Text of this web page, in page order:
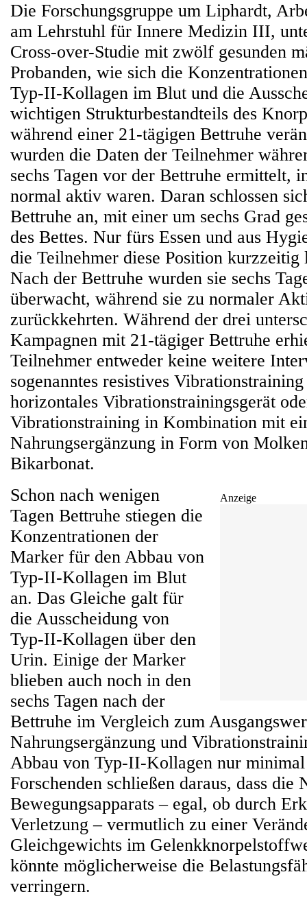
Die Forschungsgruppe um Liphardt,
am Lehrstuhl für Innere Medizin III,
Cross-over-Studie mit zwölf gesunden
Probanden, wie sich die
Typ-II-Kollagen im Blut und die
wichtigen Strukturbestandteils des
während einer 21-tägigen Bettruhe
wurden die Daten der Teilnehmer
sechs Tagen vor der Bettruhe ermittelt,
normal aktiv waren. Daran schlossen
Bettruhe an, mit einer um sechs Grad
des Bettes. Nur fürs Essen und aus
die Teilnehmer diese Position kurzzeitig
Nach der Bettruhe wurden sie sechs
überwacht, während sie zu normaler
zurückkehrten. Während der drei
Kampagnen mit 21-tägiger Bettruhe
Teilnehmer entweder keine weitere
sogenanntes resistives
horizontales Vibrationstrainingsgerät
Vibrationstraining in Kombination mit
Nahrungsergänzung in Form von
Bikarbonat.
Anzeige
Schon nach wenigen
Tagen Bettruhe stiegen die
Konzentrationen der
Marker für den Abbau von
Typ-II-Kollagen im Blut
an. Das Gleiche galt für
die Ausscheidung von
Typ-II-Kollagen über den
Urin. Einige der Marker
blieben auch noch in den
sechs Tagen nach der
Bettruhe im Vergleich zum
Nahrungsergänzung und
Abbau von Typ-II-Kollagen nur
Forschenden schließen daraus, dass die
Bewegungsapparats – egal, ob durch
Verletzung – vermutlich zu einer
Gleichgewichts im
könnte möglicherweise die
verringern.